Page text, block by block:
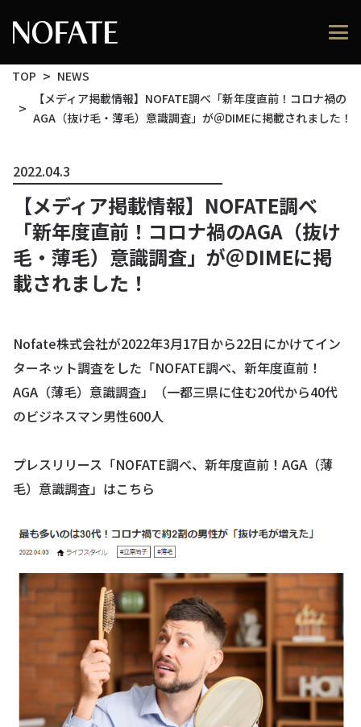
TOP
NEWS
【メディア掲載情報】NOFATE調べ「新年度直前！コロナ禍の
AGA（抜け毛・薄毛）意識調査」が＠DIMEに掲載されました！
2022.04.3
【メディア掲載情報】NOFATE調べ
「新年度直前！コロナ禍のAGA（抜け
毛・薄毛）意識調査」が＠DIMEに掲
載されました！
Nofate株式会社が2022年3月17日から22日にかけてイン
ターネット調査をした「NOFATE調べ、新年度直前！
AGA（薄毛）意識調査」（一都三県に住む20代から40代
のビジネスマン男性600人
プレスリリース「NOFATE調べ、新年度直前！AGA（薄
毛）意識調査」はこちら